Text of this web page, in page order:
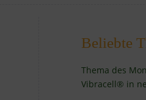
Beliebte
Thema des
Vibracell® in